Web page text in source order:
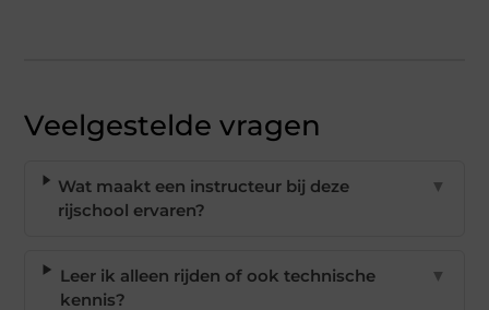
Veelgestelde vragen
Wat maakt een instructeur bij deze
rijschool ervaren?
▼
Leer ik alleen rijden of ook technische
kennis?
▼